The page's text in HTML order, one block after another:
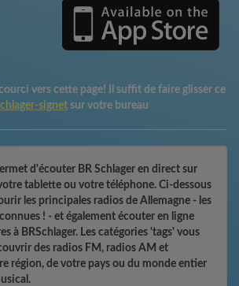
vers cette page! Il suffit de faire glisser ce
signet sur votre bureau
d'écouter BR Schlager en direct sur
tablette ou votre téléphone. Ci-dessous
les principales radios de Allemagne - les
! - et également écouter en ligne
à BRSchlager. Les catégories 'tags' vous
des radios FM, radios AM et
région, de votre pays ou du monde entier